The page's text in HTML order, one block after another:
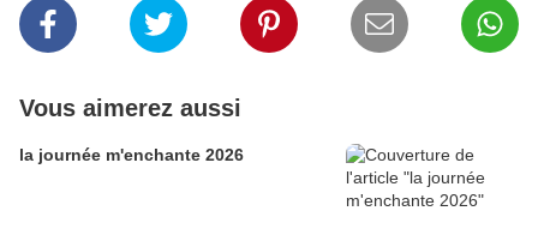
Vous aimerez aussi
la journée m'enchante 2026